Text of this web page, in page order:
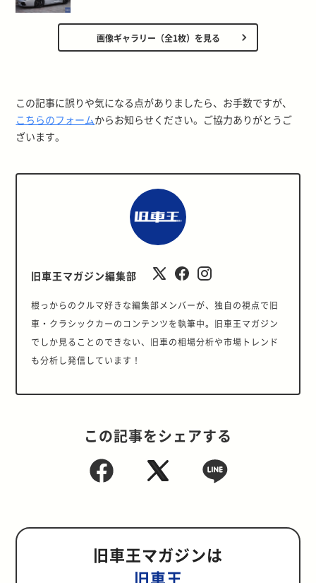
画像ギャラリー（全1枚）を見る
この記事に誤りや気になる点がありましたら、お手数ですが、
こちらのフォームからお知らせください。ご協力ありがとうご
ざいます。
旧車王マガジン編集部
根っからのクルマ好きな編集部メンバーが、独自の視点で旧
車・クラシックカーのコンテンツを執筆中。旧車王マガジン
でしか見ることのできない、旧車の相場分析や市場トレンド
も分析し発信しています！
この記事をシェアする
旧車王マガジンは
旧車王